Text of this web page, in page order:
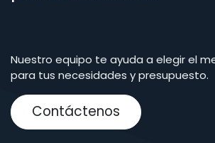
Nuestro equipo te ayuda a elegir el
para tus necesidades y presupuesto.
Contáctenos